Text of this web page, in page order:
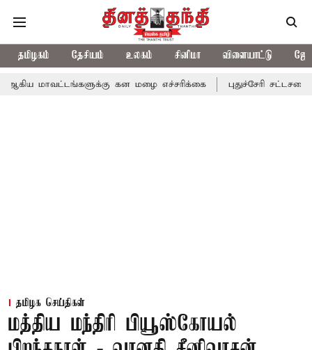
தமிழகம் தேசியம் உலகம் சினிமா விளையாட்டு
கன மழை எச்சரிக்கை புதுச்சேரி சட்டசபையில் வரும்
தமிழக செய்திகள்
மத்திய மந்திரி பியூஸ்கோயல்